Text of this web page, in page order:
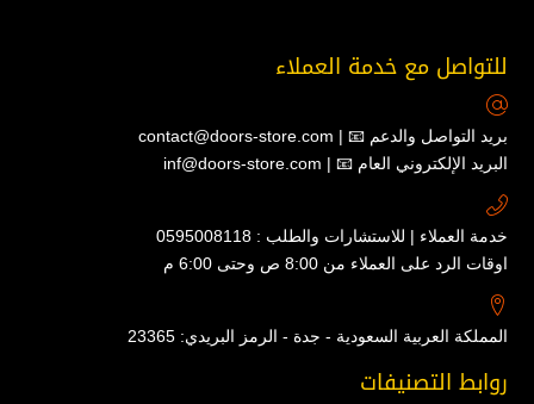
للتواصل مع خدمة العملاء
contact@doors-store.com | 📧 بريد التواصل والدعم
inf@doors-store.com | 📧 البريد الإلكتروني العام
خدمة العملاء | للاستشارات والطلب : 0595008118
اوقات الرد على العملاء من 8:00 ص وحتى 6:00 م
المملكة العربية السعودية - جدة - الرمز البريدي: 23365
روابط التصنيفات